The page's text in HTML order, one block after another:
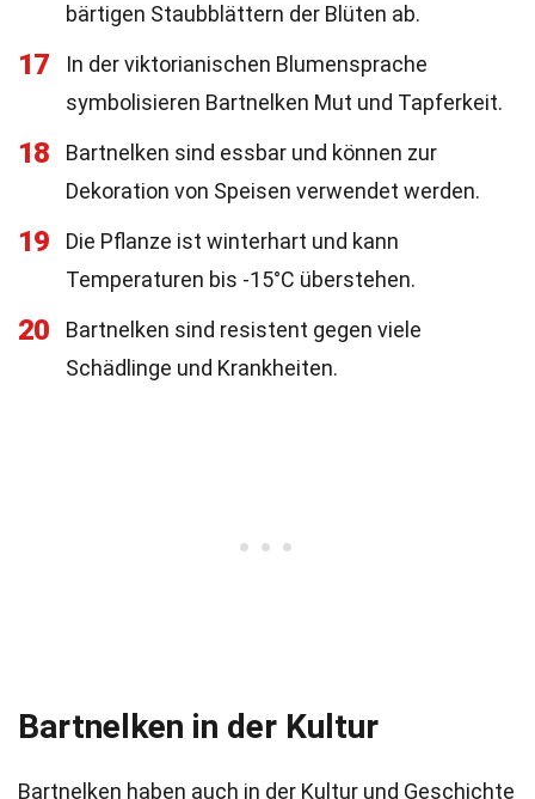
bärtigen Staubblättern der Blüten ab.
17
In der viktorianischen Blumensprache
symbolisieren Bartnelken Mut und Tapferkeit.
18
Bartnelken sind essbar und können zur
Dekoration von Speisen verwendet werden.
19
Die Pflanze ist winterhart und kann
Temperaturen bis -15°C überstehen.
20
Bartnelken sind resistent gegen viele
Schädlinge und Krankheiten.
Bartnelken in der Kultur
Bartnelken haben auch in der Kultur und Geschichte